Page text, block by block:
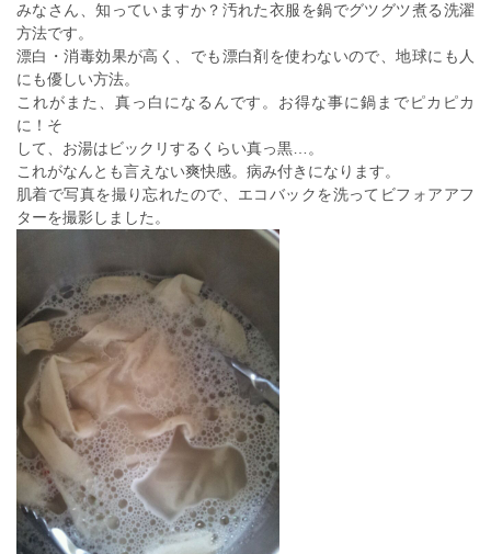
みなさん、知っていますか？汚れた衣服を鍋でグツグツ煮る洗濯
方法です。
漂白・消毒効果が高く、でも漂白剤を使わないので、地球にも人
にも優しい方法。
これがまた、真っ白になるんです。お得な事に鍋までピカピカ
に！そ
して、お湯はビックリするくらい真っ黒…。
これがなんとも言えない爽快感。病み付きになります。
肌着で写真を撮り忘れたので、エコバックを洗ってビフォアアフ
ターを撮影しました。